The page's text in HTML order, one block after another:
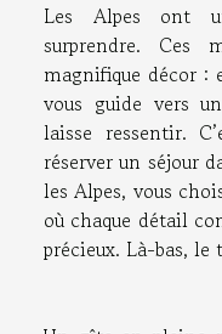
Les Alpes ont
surprendre. Ces
magnifique décor :
vous guide vers
laisse ressentir.
réserver un séjour
les Alpes, vous
où chaque détail
précieux. Là-bas,